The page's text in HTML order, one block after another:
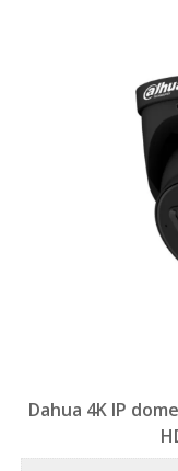
Dahua 4K IP